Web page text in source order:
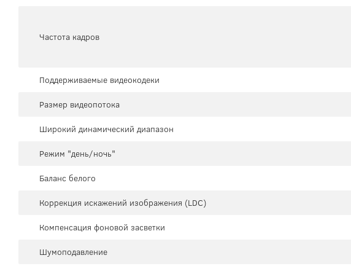
Частота кадров
Поддерживаемые видеокодеки
Размер видеопотока
Широкий динамический диапазон
Режим "день/ночь"
Баланс белого
Коррекция искажений изображения (LDC)
Компенсация фоновой засветки
Шумоподавление